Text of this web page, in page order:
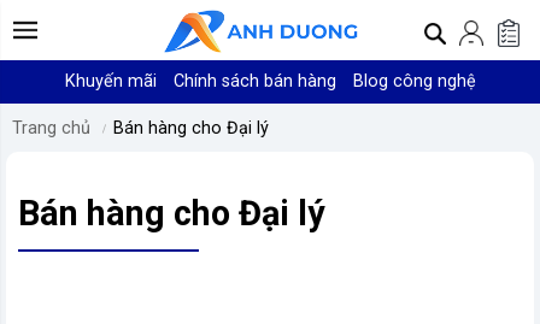
Khuyến mãi Chính sách bán hàng Blog công nghệ
Trang chủ Bán hàng cho Đại lý
Bán hàng cho Đại lý